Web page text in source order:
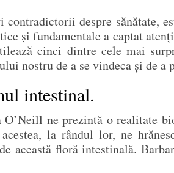
despre sănătate,
și fundamentale a captat
cinci dintre cele mai
nostru de a se vindeca și de a
intestinal.
O’Neill ne prezintă o realitate
la rândul lor, ne
această floră intestinală.